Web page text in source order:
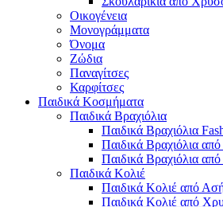
Οικογένεια
Μονογράμματα
Όνομα
Ζώδια
Παναγίτσες
Καρφίτσες
Παιδικά Κοσμήματα
Παιδικά Βραχιόλια
Παιδικά Βραχιόλια
Παιδικά Βραχιόλια
Παιδικά Βραχιόλια
Παιδικά Κολιέ
Παιδικά Κολιέ από
Παιδικά Κολιέ από